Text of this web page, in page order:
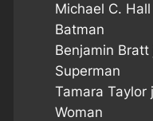
Michael C.
Batman
Benjamin
Superman
Tamara Taylor
Woman